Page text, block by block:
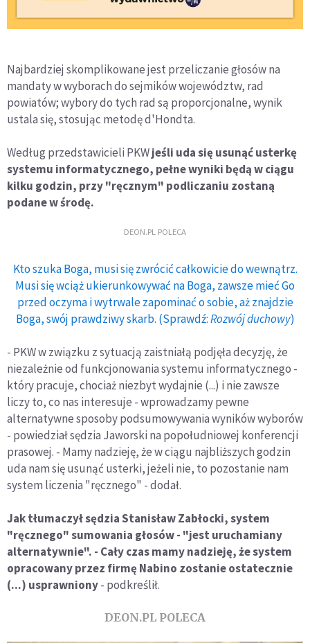
Najbardziej skomplikowane jest przeliczanie głosów na
mandaty w wyborach do sejmików województw, rad
powiatów; wybory do tych rad są proporcjonalne, wynik
ustala się, stosując metodę d'Hondta.
Według przedstawicieli PKWjeśli uda się usunąć usterkę
systemu informatycznego, pełne wyniki będą w ciągu
kilku godzin, przy "ręcznym" podliczaniu zostaną
podane w środę.
DEON.PL POLECA
Kto szuka Boga, musi się zwrócić całkowicie do wewnątrz.
Musi się wciąż ukierunkowywać na Boga, zawsze mieć Go
przed oczyma i wytrwale zapominać o sobie, aż znajdzie
Boga, swój prawdziwy skarb. (Sprawdź:Rozwój duchowy)
- PKW w związku z sytuacją zaistniałą podjęła decyzję, że
niezależnie od funkcjonowania systemu informatycznego -
który pracuje, chociaż niezbyt wydajnie (...) i nie zawsze
liczy to, co nas interesuje - wprowadzamy pewne
alternatywne sposoby podsumowywania wyników wyborów
- powiedział sędzia Jaworski na popołudniowej konferencji
prasowej. - Mamy nadzieję, że w ciągu najbliższych godzin
uda nam się usunąć usterki, jeżeli nie, to pozostanie nam
system liczenia "ręcznego" - dodał.
Jak tłumaczył sędzia Stanisław Zabłocki, system
"ręcznego" sumowania głosów - "jest uruchamiany
alternatywnie". - Cały czas mamy nadzieję, że system
opracowany przez firmę Nabino zostanie ostatecznie
(...) usprawniony- podkreślił.
DEON.PL POLECA